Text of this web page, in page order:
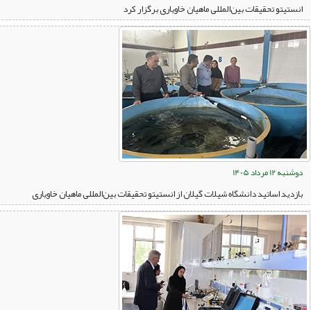
انستیتو تحقیقات بین‌المللی ماهیان خاویاری برگزار کرد
دوشنبه 12 مرداد 1405
بازدید اساتید دانشگاه شیلات گیلان از انستیتو تحقیقات بین‌المللی ماهیان خاویاری